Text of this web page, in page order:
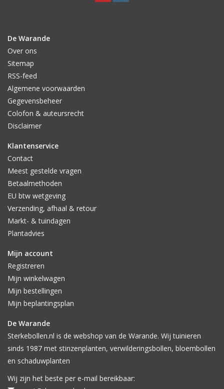
De Warande
Over ons
Sitemap
RSS-feed
Algemene voorwaarden
Gegevensbeheer
Colofon & auteursrecht
Disclaimer
Klantenservice
Contact
Meest gestelde vragen
Betaalmethoden
EU btw wetgeving
Verzending, afhaal & retour
Markt- & tuindagen
Plantadvies
Mijn account
Registreren
Mijn winkelwagen
Mijn bestellingen
Mijn beplantingsplan
De Warande
Sterkebollen.nl is de webshop van de Warande. Wij tuinieren
sinds 1987 met stinzenplanten, verwilderingsbollen, bloembollen
en schaduwplanten
Wij zijn het beste per e-mail bereikbaar: